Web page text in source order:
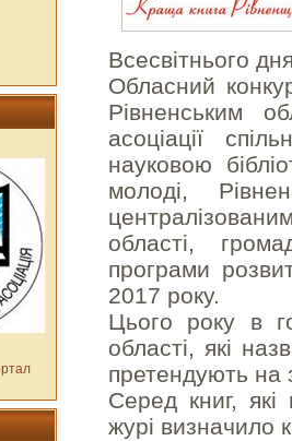
Всесвітнього
Обласний
Рівненським
асоціації
науковою
молоді,
області,
програми
2017 року.
Цього року в
області, які
претендують на
Серед книг, які
журі визначило